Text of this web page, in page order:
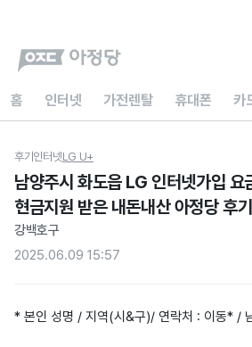
홈 인터넷 가전렌탈 휴대폰 카
후기 인터넷LG U+
남양주시 화도읍 LG 인터넷가입 요
현금지원 받은 내돈내산 아정당 후기
강백호구
2025.06.09 15:57
* 본인 성명 / 지역(시&구)/ 연락처 : 이동* /